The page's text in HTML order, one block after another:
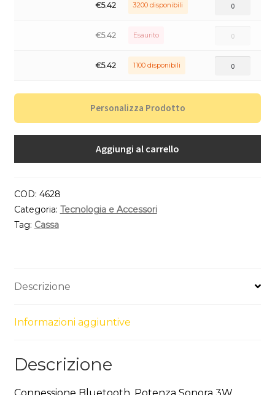
€5.42 3200 disponibili
€5.42 Esaurito
€5.42 1100 disponibili
Personalizza Prodotto
Aggiungi al carrello
COD: 4628
Categoria: Tecnologia e Accessori
Tag: Cassa
Descrizione
Informazioni aggiuntive
Descrizione
Connessione Bluetooth. Potenza Sonora 3W.